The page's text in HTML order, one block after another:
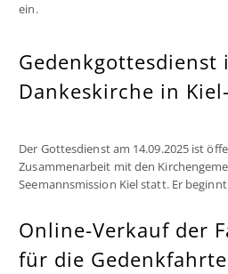
ein.
Gedenkgottesdienst
Dankeskirche in
Der Gottesdienst am 14.09.2025 ist
Zusammenarbeit mit den
Seemannsmission Kiel statt. Er
Online-Verkauf der
für die